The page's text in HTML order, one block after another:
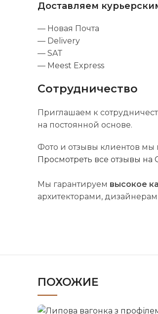
Доставляем
— Новая Почта
— Delivery
— SAT
— Meest Express
Сотрудничество
Приглашаем к
на постоянной основе.
Фото и отзывы клиентов
Просмотреть все отзывы на
Мы гарантируем высокое
архитекторами,
ПОХОЖИЕ